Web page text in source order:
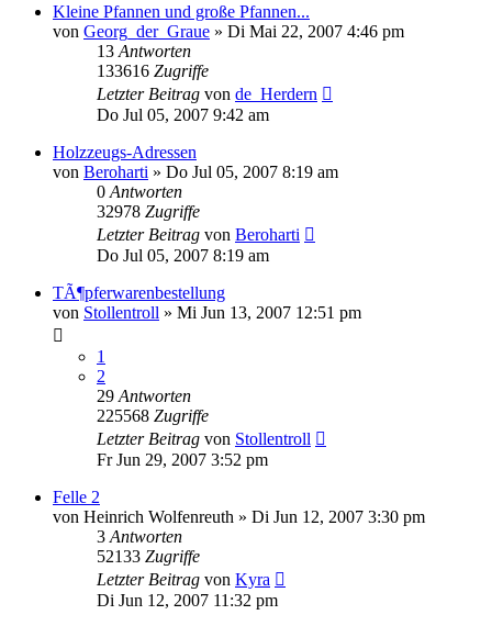
Kleine Pfannen und große Pfannen...
von Georg_der_Graue » Di Mai 22, 2007 4:46 pm
13 Antworten
133616 Zugriffe
Letzter Beitrag von de_Herdern
Do Jul 05, 2007 9:42 am
Holzzeugs-Adressen
von Beroharti » Do Jul 05, 2007 8:19 am
0 Antworten
32978 Zugriffe
Letzter Beitrag von Beroharti
Do Jul 05, 2007 8:19 am
TÃ¶pferwarenbestellung
von Stollentroll » Mi Jun 13, 2007 12:51 pm
1
2
29 Antworten
225568 Zugriffe
Letzter Beitrag von Stollentroll
Fr Jun 29, 2007 3:52 pm
Felle 2
von Heinrich Wolfenreuth » Di Jun 12, 2007 3:30 pm
3 Antworten
52133 Zugriffe
Letzter Beitrag von Kyra
Di Jun 12, 2007 11:32 pm